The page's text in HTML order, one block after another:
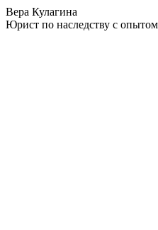
Вера Кулагина
Юрист по наследству с опытом